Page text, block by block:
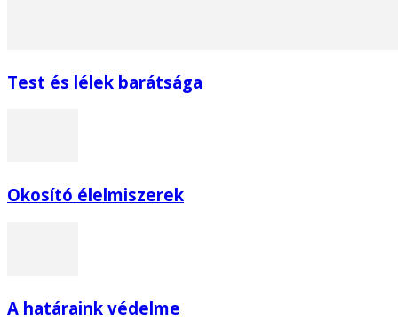
Test és lélek barátsága
Okosító élelmiszerek
A határaink védelme